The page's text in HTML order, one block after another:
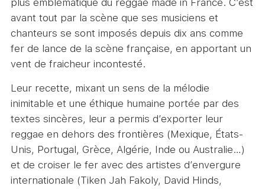
plus emblématique du reggae made in France. C’est
avant tout par la scène que ses musiciens et
chanteurs se sont imposés depuis dix ans comme
fer de lance de la scène française, en apportant un
vent de fraicheur incontesté.
Leur recette, mixant un sens de la mélodie
inimitable et une éthique humaine portée par des
textes sincères, leur a permis d’exporter leur
reggae en dehors des frontières (Mexique, États-
Unis, Portugal, Grèce, Algérie, Inde ou Australie…)
et de croiser le fer avec des artistes d’envergure
internationale (Tiken Jah Fakoly, David Hinds,